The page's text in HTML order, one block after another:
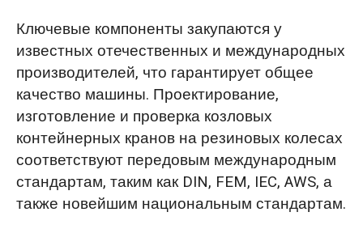
Ключевые компоненты закупаются у
известных отечественных и международных
производителей, что гарантирует общее
качество машины. Проектирование,
изготовление и проверка козловых
контейнерных кранов на резиновых колесах
соответствуют передовым международным
стандартам, таким как DIN, FEM, IEC, AWS, а
также новейшим национальным стандартам.